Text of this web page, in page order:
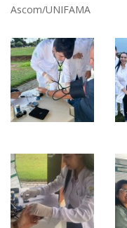
Ascom/UNIFAMA